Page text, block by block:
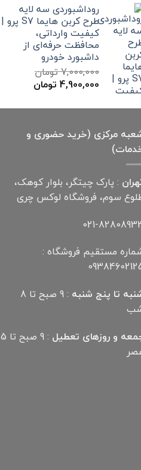
7,000,000 تومان
بود. است.
روداشبوردی سه‌ لایه
طرح کربن هایما S7 پرو |
کیفیت وارداتی،
محافظت حرفه‌ای از
داشبورد خودرو
7,000,000تومان
قیمت
7,000,000 تومان
4,900,000 تومان
مرکزی (خرید حضوری و
: پارک چیتگر، بلوار کوهک،
سوم، فروشگاه لوکس چری
021-
مستقیم فروشگاه :
تا پنج شنبه
: 9 صبح تا 8
و روزهای تعطیل
: 9 صبح تا 5